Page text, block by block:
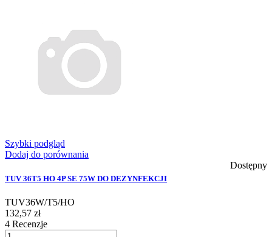
Szybki podgląd
Dodaj do porównania
Dostępny
TUV 36T5 HO 4P SE 75W DO DEZYNFEKCJI
TUV36W/T5/HO
132,57 zł
4 Recenzje